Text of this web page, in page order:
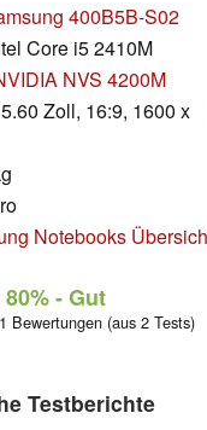
400B5B-S02
Core i5 2410M
NVS 4200M
Zoll, 16:9, 1600 x
Notebooks
80%- Gut
Bewertungen (aus 2 Tests)
Testberichte